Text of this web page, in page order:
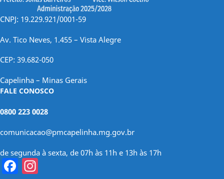
CNPJ: 19.229.921/0001-59
Av. Tico Neves, 1.455 – Vista Alegre
CEP: 39.682-050
Capelinha – Minas Gerais
FALE CONOSCO
0800 223 0028
comunicacao@pmcapelinha.mg.gov.br
de segunda à sexta, de 07h às 11h e 13h às 17h
Facebook